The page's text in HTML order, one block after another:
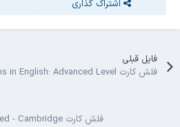
اشتراک گذاری
فایل قبلی